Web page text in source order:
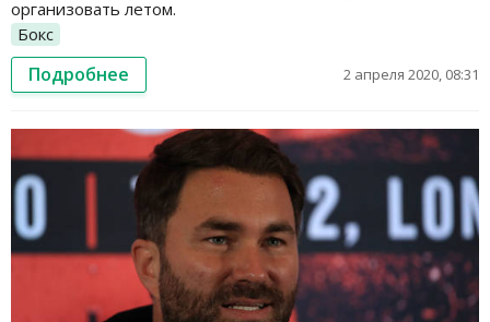
организовать летом.
Бокс
Подробнее 2 апреля 2020, 08:31